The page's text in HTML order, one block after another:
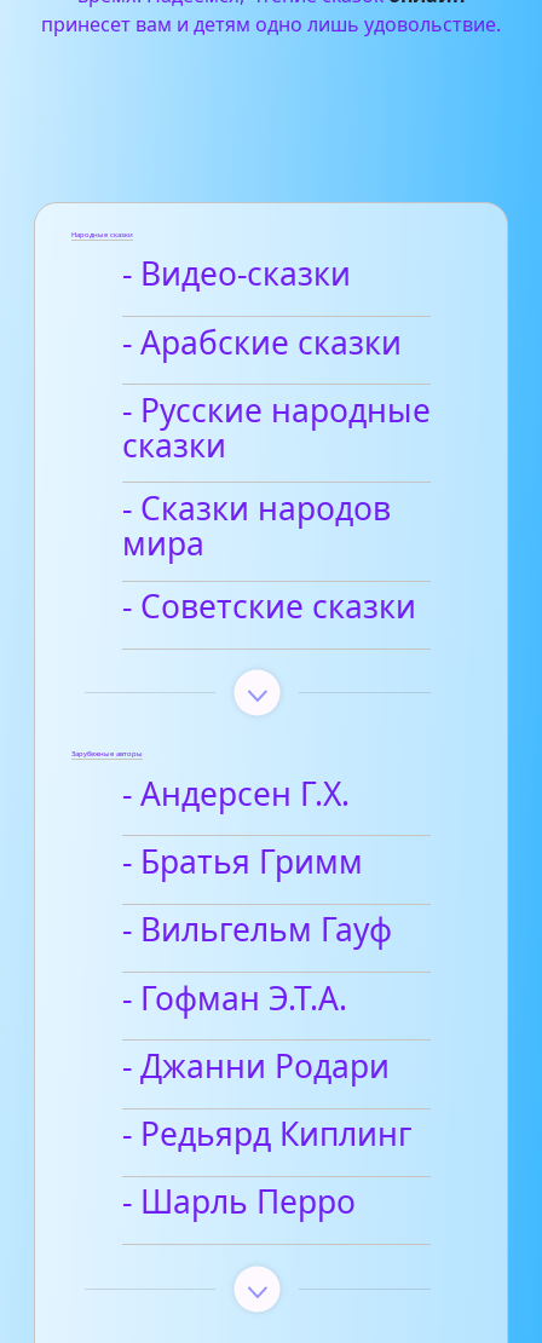
принесет вам и детям одно лишь удовольствие.
Народные сказки
- Видео-сказки
- Арабские сказки
- Русские народные
сказки
- Сказки народов
мира
- Советские сказки
Зарубежные авторы
- Андерсен Г.Х.
- Братья Гримм
- Вильгельм Гауф
- Гофман Э.Т.А.
- Джанни Родари
- Редьярд Киплинг
- Шарль Перро